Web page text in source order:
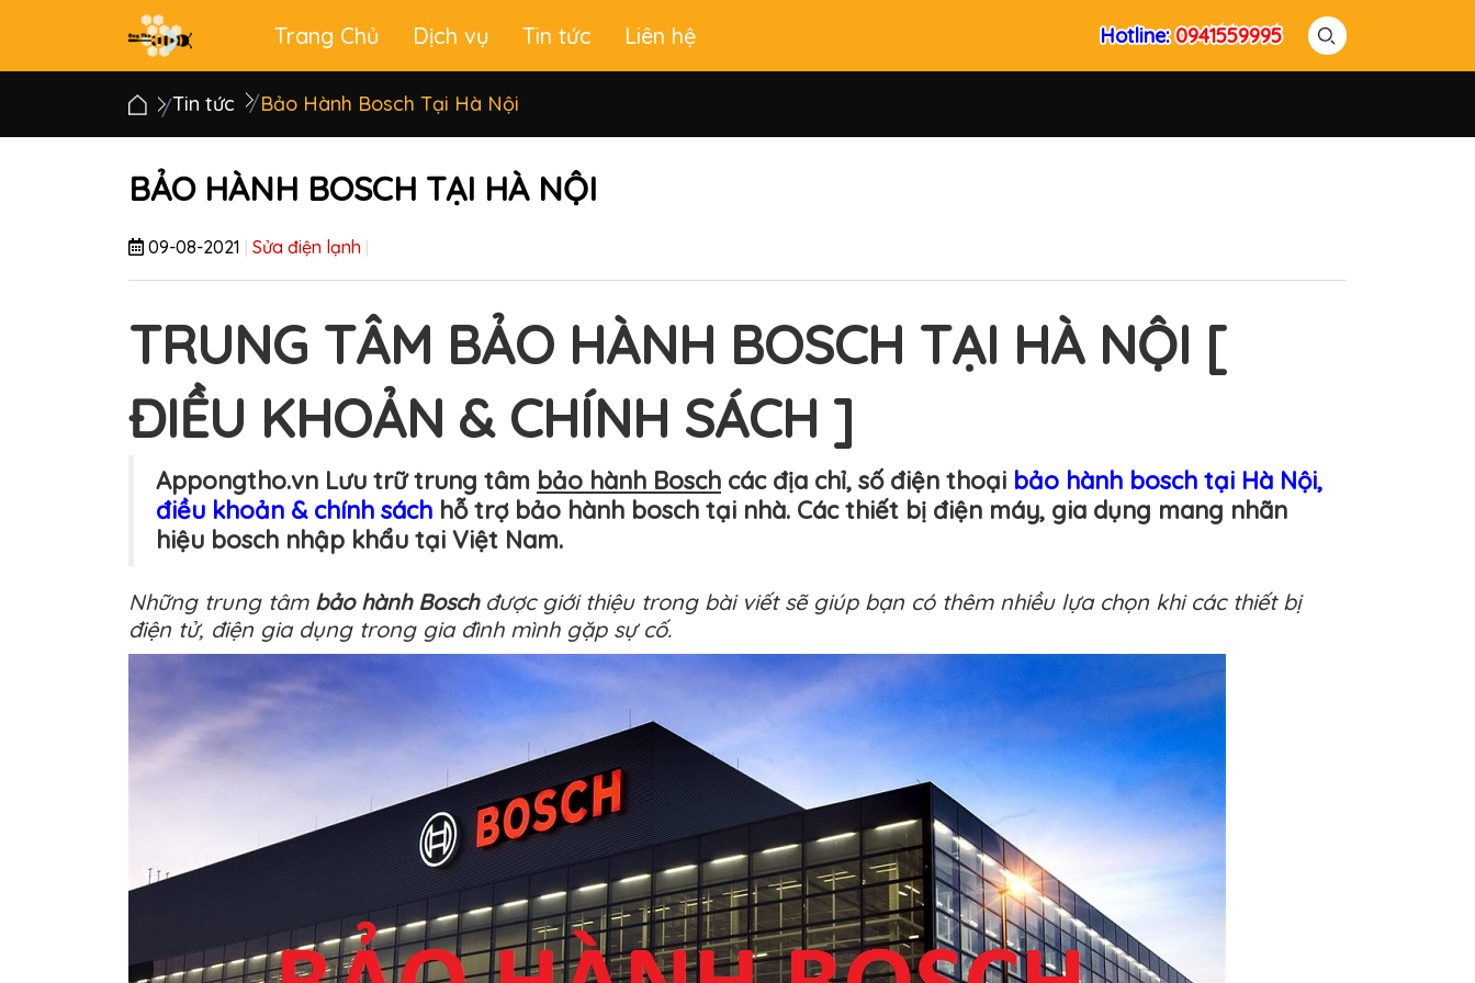
Main
menu
Trang Chủ Dịch vụ Tin tức Liên hệ Hotline:0941559995
Hotline:0941559995
Tin tức Bảo Hành Bosch Tại Hà Nội
BẢO HÀNH BOSCH TẠI HÀ NỘI
09-08-2021 Sửa điện lạnh
TRUNG TÂM BẢO HÀNH BOSCH TẠI HÀ NỘI [
ĐIỀU KHOẢN & CHÍNH SÁCH ]
Appongtho.vn Lưu trữ trung tâm bảo hành Bosch các địa chỉ, số điện thoại bảo hành bosch tại Hà Nội,
điều khoản & chính sách hỗ trợ bảo hành bosch tại nhà. Các thiết bị điện máy, gia dụng mang nhãn
hiệu bosch nhập khẩu tại Việt Nam.
Những trung tâm bảo hành Bosch được giới thiệu trong bài viết sẽ giúp bạn có thêm nhiều lựa chọn khi các thiết bị
điện tử, điện gia dụng trong gia đình mình gặp sự cố.